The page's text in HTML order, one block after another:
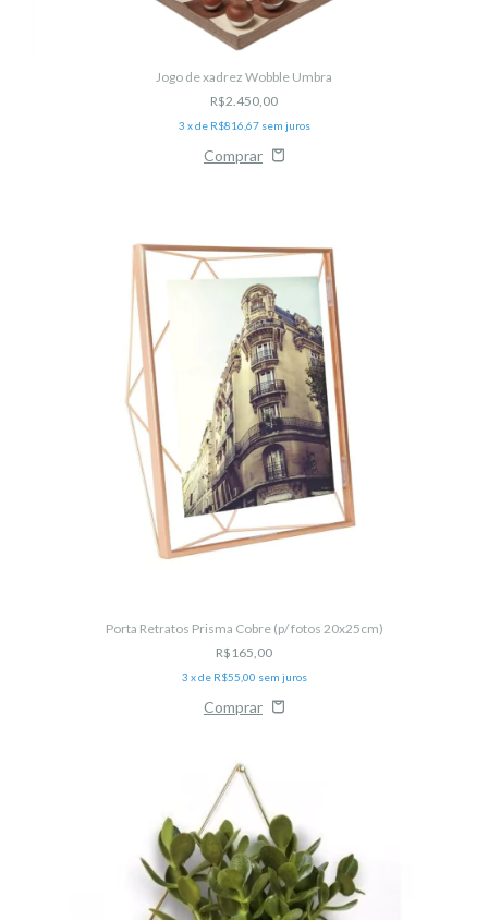
Jogo de xadrez Wobble Umbra
R$2.450,00
3 x de R$816,67 sem juros
Porta Retratos Prisma Cobre (p/ fotos 20x25cm)
R$165,00
3 x de R$55,00 sem juros